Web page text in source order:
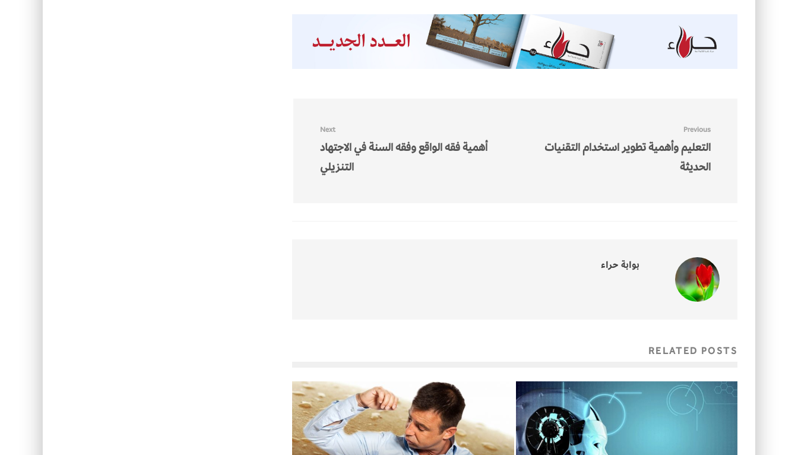
Previous
التعليم وأهمية تطوير استخدام التقنيات
الحديثة
Next
أهمية فقه الواقع وفقه السنة في الاجتهاد
التنزيلي
بوابة حراء
RELATED POSTS